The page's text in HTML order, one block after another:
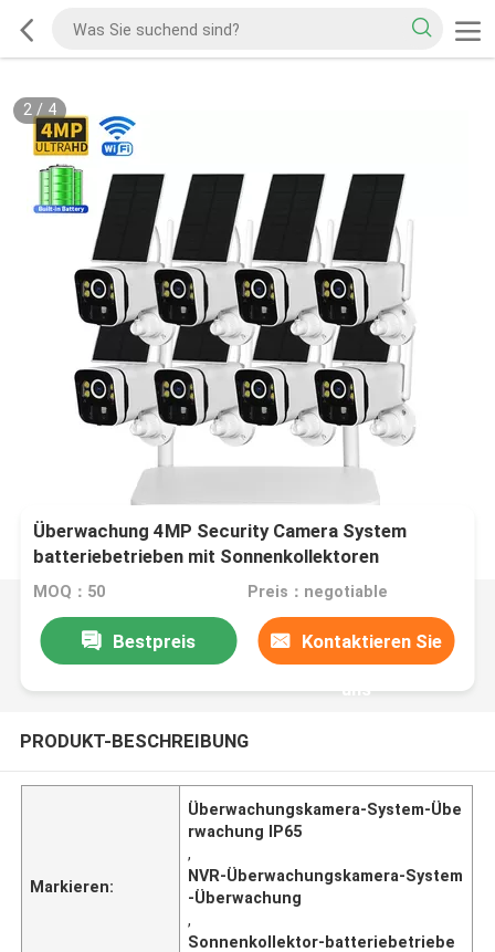
2/ 4
Überwachung 4MP Security Camera System
batteriebetrieben mit Sonnenkollektoren
MOQ：50 Preis：negotiable
Bestpreis Kontaktieren Sie
uns
PRODUKT-BESCHREIBUNG
Markieren:
Überwachungskamera-System-Übe
rwachung IP65
,
NVR-Überwachungskamera-System
-Überwachung
,
Sonnenkollektor-batteriebetriebe